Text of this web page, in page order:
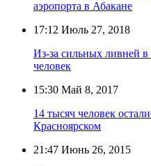
аэропорта в Абакане
17:12 Июль 27, 2018
Из-за сильных ливней
человек
15:30 Май 8, 2017
14 тысяч человек
Красноярском
21:47 Июнь 26, 2015